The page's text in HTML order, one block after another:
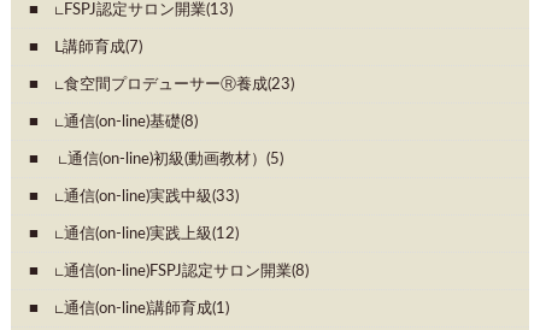
∟FSPJ認定サロン開業(13)
Ⅼ講師育成(7)
∟食空間プロデューサーⓇ養成(23)
∟通信(on-line)基礎(8)
∟通信(on-line)初級(動画教材）(5)
∟通信(on-line)実践中級(33)
∟通信(on-line)実践上級(12)
∟通信(on-line)FSPJ認定サロン開業(8)
∟通信(on-line)講師育成(1)